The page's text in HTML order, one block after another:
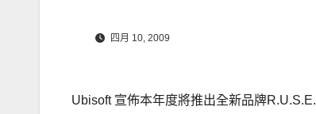
四月 10, 2009
Ubisoft 宣佈本年度將推出全新品牌